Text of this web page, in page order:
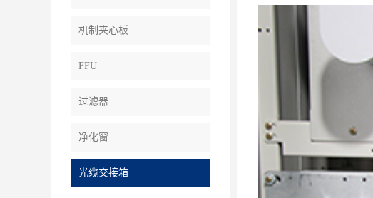
机制夹心板
FFU
过滤器
净化窗
光缆交接箱